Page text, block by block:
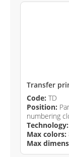
Transfer
Code: TD
Position:
numbering
Technology:
Max colors:
Max